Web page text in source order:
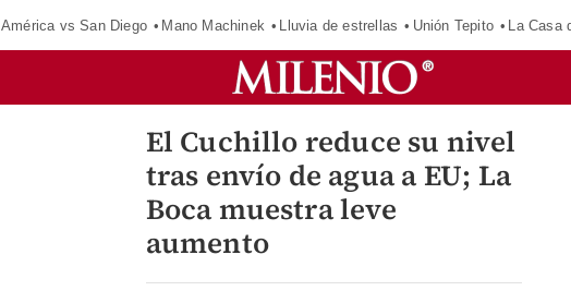
América vs San Diego Mano Machinek Lluvia de estrellas Unión Tepito La Casa
El Cuchillo reduce su nivel
tras envío de agua a EU; La
Boca muestra leve
aumento